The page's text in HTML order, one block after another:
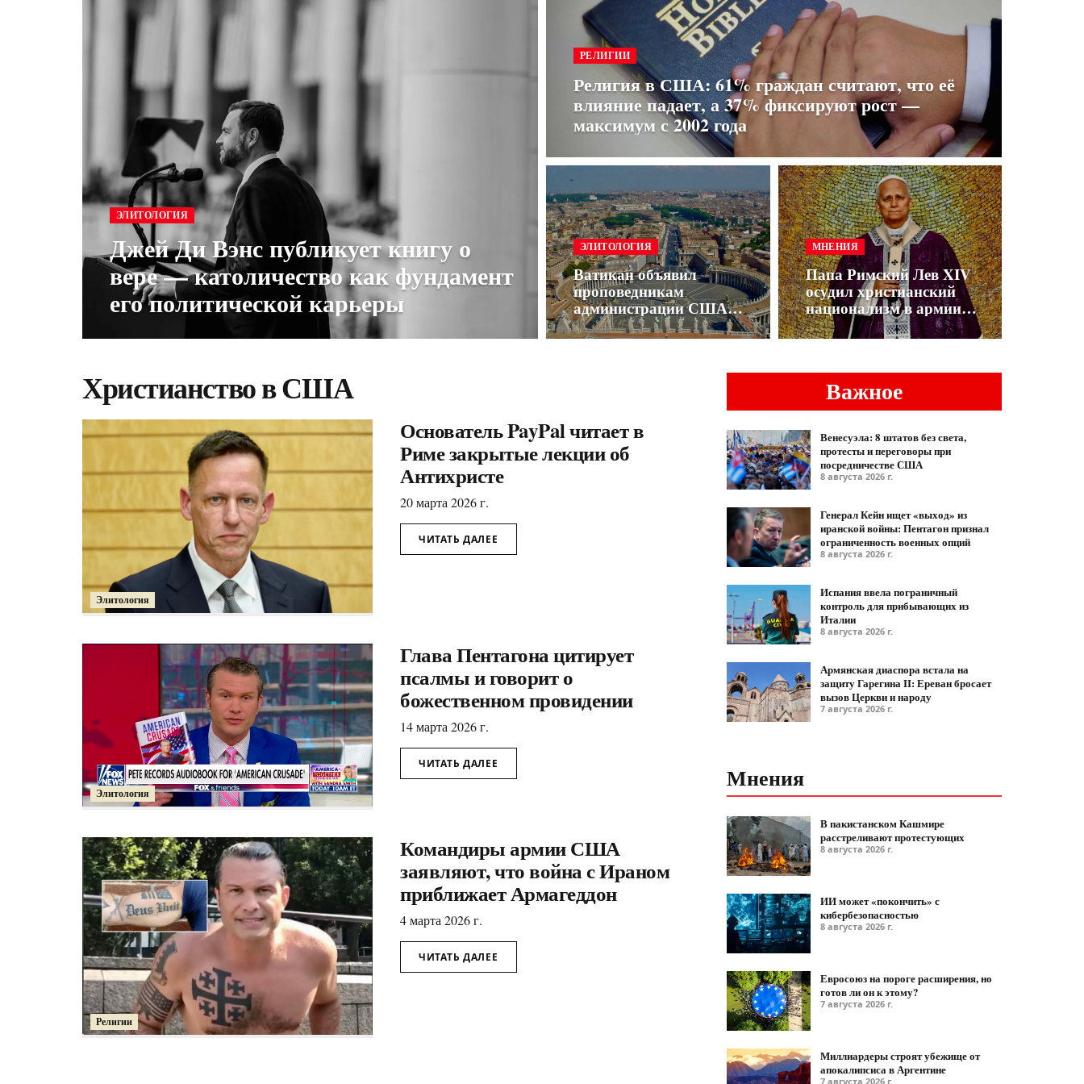
ЭЛИТОЛОГИЯ
Джей Ди Вэнс публикует книгу о
вере — католичество как фундамент
его политической карьеры
РЕЛИГИИ
Религия в США: 61% граждан считают, что её
влияние падает, а 37% фиксируют рост —
максимум с 2002 года
ЭЛИТОЛОГИЯ
Ватикан объявил
проповедникам
администрации США
неформальную войну
МНЕНИЯ
Папа Римский Лев XIV
осудил христианский
национализм в армии
США
Христианство в США
Элитология
Основатель PayPal читает в
Риме закрытые лекции об
Антихристе
20 марта 2026 г.
ЧИТАТЬ ДАЛЕЕ
Элитология
Глава Пентагона цитирует
псалмы и говорит о
божественном провидении
14 марта 2026 г.
ЧИТАТЬ ДАЛЕЕ
Религии
Командиры армии США
заявляют, что война с Ираном
приближает Армагеддон
4 марта 2026 г.
ЧИТАТЬ ДАЛЕЕ
Важное
Венесуэла: 8 штатов без света,
протесты и переговоры при
посредничестве США
8 августа 2026 г.
Генерал Кейн ищет «выход» из
иранской войны: Пентагон признал
ограниченность военных опций
8 августа 2026 г.
Испания ввела пограничный
контроль для прибывающих из
Италии
8 августа 2026 г.
Армянская диаспора встала на
защиту Гарегина II: Ереван бросает
вызов Церкви и народу
7 августа 2026 г.
Мнения
В пакистанском Кашмире
расстреливают протестующих
8 августа 2026 г.
ИИ может «покончить» с
кибербезопасностью
8 августа 2026 г.
Евросоюз на пороге расширения, но
готов ли он к этому?
7 августа 2026 г.
Миллиардеры строят убежище от
апокалипсиса в Аргентине
7 августа 2026 г.